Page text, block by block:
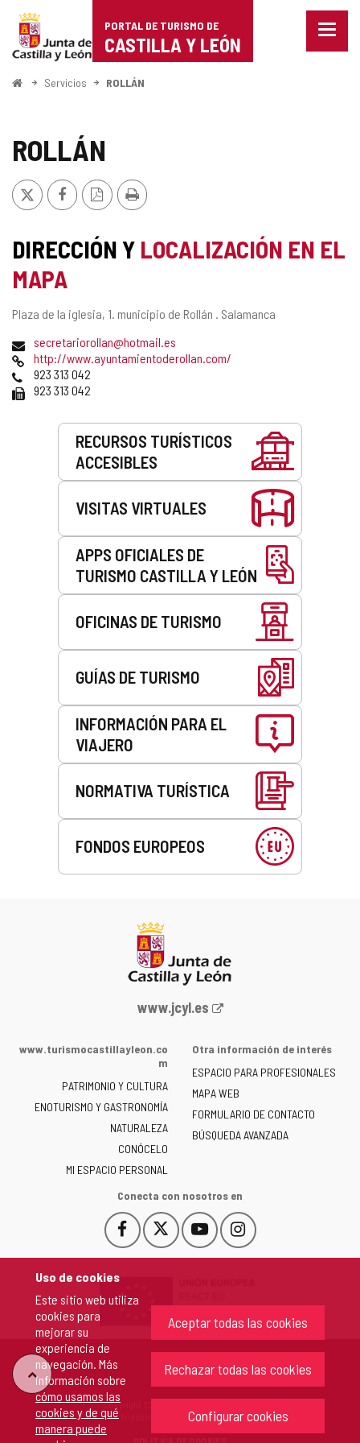
Uso de cookies
Este sitio web utiliza
cookies para
mejorar su
experiencia de
navegación. Más
información sobre
cómo usamos las
cookies y de qué
manera puede
Aceptar todas las cookies
Rechazar todas las cookies
Configurar cookies
Portal
de
Turismo
Castilla
León
PORTAL DE TURISMO DE
CASTILLA Y LEÓN
Menu
InicioServicios ROLLÁN
ROLLÁN
X FacebookVersión
PDF
Imprimir
DIRECCIÓN Y LOCALIZACIÓN EN EL
MAPA
Dirección
Plaza de la iglesia, 1. municipio de Rollán . Salamanca
Dirección
de
correo
electrónico
secretariorollan@hotmail.es
Página
Web
http://www.ayuntamientoderollan.com/
Teléfonos
923 313 042
Fax 923 313 042
RECURSOS TURÍSTICOS
ACCESIBLES
VISITAS VIRTUALES
APPS OFICIALES DE
TURISMO CASTILLA Y LEÓN
OFICINAS DE TURISMO
GUÍAS DE TURISMO
INFORMACIÓN PARA EL
VIAJERO
NORMATIVA TURÍSTICA
FONDOS EUROPEOS
Portal
la
de
Castilla
y
León
-
www.jcyl.es
www.turismocastillayleon.co
m
PATRIMONIO Y CULTURA
ENOTURISMO Y GASTRONOMÍA
NATURALEZA
CONÓCELO
MI ESPACIO PERSONAL
Otra información de interés
ESPACIO PARA PROFESIONALES
MAPA WEB
FORMULARIO DE CONTACTO
BÚSQUEDA AVANZADA
Conecta con nosotros en
Facebook
Este
enlace
en
nueva.
Este
enlace
una
ventana
nueva.
YouTube
Este
enlace
una
ventana
nueva.
Instagram
Este
enlace
una
ventana
nueva.
"Volver
arriba"
Copyright 2026 - Junta de Castilla y León
Todos los derechos reservados.